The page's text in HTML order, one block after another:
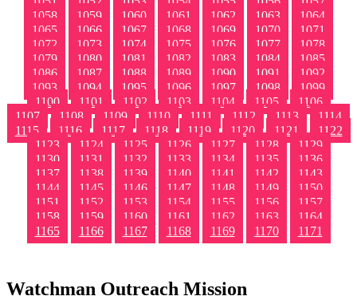
1058
1059 1060 1061 1062 1063
1064
1065
1066 1067 1068 1069 1070
1071
1072
1073 1074 1075 1076 1077
1078
1079
1080 1081 1082 1083 1084
1085
1086
1087 1088 1089 1090 1091
1092
1093
1094 1095 1096 1097 1098
1099
1100
1101 1102 1103 1104 1105
1106
1107
1108 1109 1110 1111 1112 1113
1114
1115
1116 1117 1118 1119 1120 1121
1122
1123
1124 1125 1126 1127 1128
1129
1130
1131 1132 1133 1134 1135
1136
1137
1138 1139 1140 1141 1142
1143
1144
1145 1146 1147 1148 1149
1150
1151
1152 1153 1154 1155 1156
1157
1158
1159 1160 1161 1162 1163
1164
1165
1166 1167 1168 1169 1170 1171
Watchman Outreach Mission